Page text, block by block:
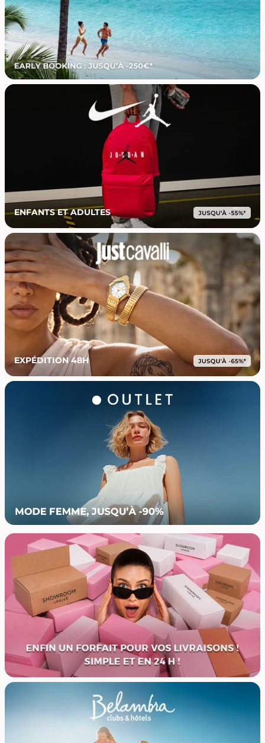
ENFANTS ET ADULTES
EXPÉDITION 48H